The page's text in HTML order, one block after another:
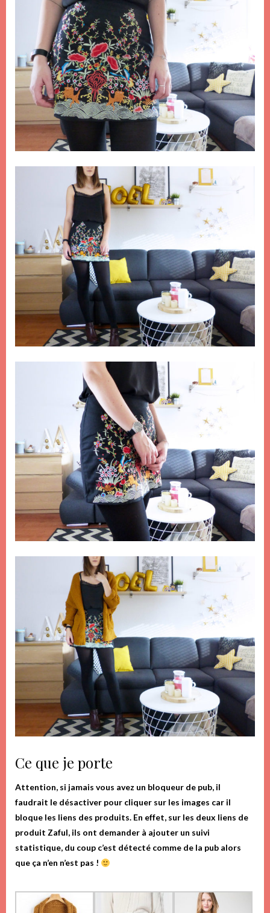
Ce que je porte
Attention, si jamais vous avez un bloqueur de pub, il
faudrait le désactiver pour cliquer sur les images car il
bloque les liens des produits. En effet, sur les deux liens de
produit Zaful, ils ont demander à ajouter un suivi
statistique, du coup c’est détecté comme de la pub alors
que ça n’en n’est pas !